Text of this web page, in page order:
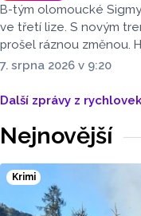
B-tým olomoucké
ve třetí lize. S novým
prošel ráznou změnou.
7. srpna 2026 v 9:20
Další zprávy z rychlovek
Nejnovější
Krimi